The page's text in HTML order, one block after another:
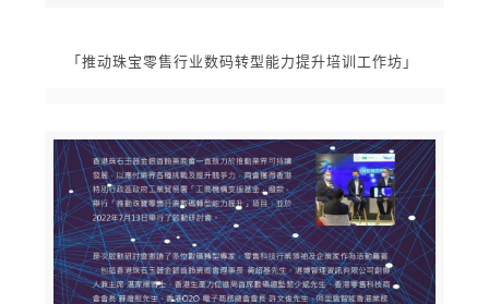
「推动珠宝零售行业数码转型能力提升培训工作坊」